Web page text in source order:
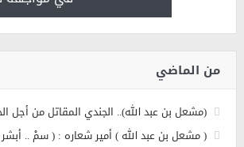
من الماضي
(مشعل بن عبد الله).. الجندي المقاتل من أجل
( مشعل بن عبد الله ) أمير شعاره : ( سمْ ..